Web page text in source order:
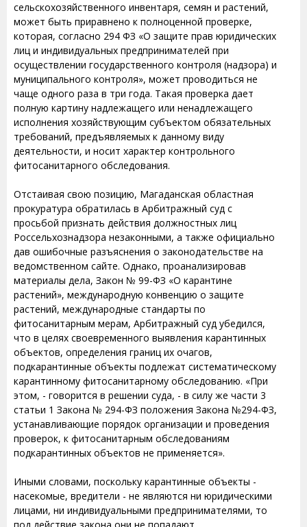
сельскохозяйственного инвентаря, семян и растений,
может быть приравнено к полноценной проверке,
которая, согласно 294 ФЗ «О защите прав юридических
лиц и индивидуальных предпринимателей при
осуществлении государст­венного контроля (надзора) и
муниципального контроля», может проводиться не
чаще одного раза в три года. Такая проверка дает
полную картину надлежащего или ненадлежащего
исполнения хозяйствующим субъектом обязательных
требований, предъявляемых к данному виду
деятельности, и носит характер контрольного
фитосанитарного обследования.
Отстаивая свою позицию, Магаданская областная
прокуратура обратилась в Арбитражный суд с
просьбой признать действия должностных лиц
Россельхознадзора незаконными, а также официально
дав ошибочные разъяснения о законодательстве на
ведомственном сайте. Однако, проанализировав
материалы дела, Закон № 99-ФЗ «О карантине
растений», международную конвенцию о защите
растений, международные стандарты по
фитосанитарным мерам, Арбитражный суд убедился,
что в целях своевременного выявления ка­рантинных
объектов, определения границ их очагов,
подкарантинные объекты подлежат сис­тематическому
карантинному фитосанитарному обследованию. «При
этом, - говорится в решении суда, - в силу же части 3
статьи 1 Закона № 294-ФЗ положения Закона №294-ФЗ,
устанавливающие порядок организации и проведения
проверок, к фитосанитарным обследованиям
подкарантинных объектов не применяется».
Иными словами, поскольку карантинные объекты -
насекомые, вредители - не являются ни юридическими
лицами, ни индивидуальными предпринимателями, то